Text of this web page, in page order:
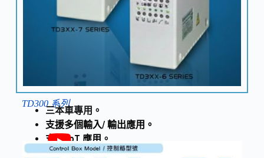
TD300 系列
三本車專用。
支援多個輸入/ 輸出應用。
支援 IoT 應用 。